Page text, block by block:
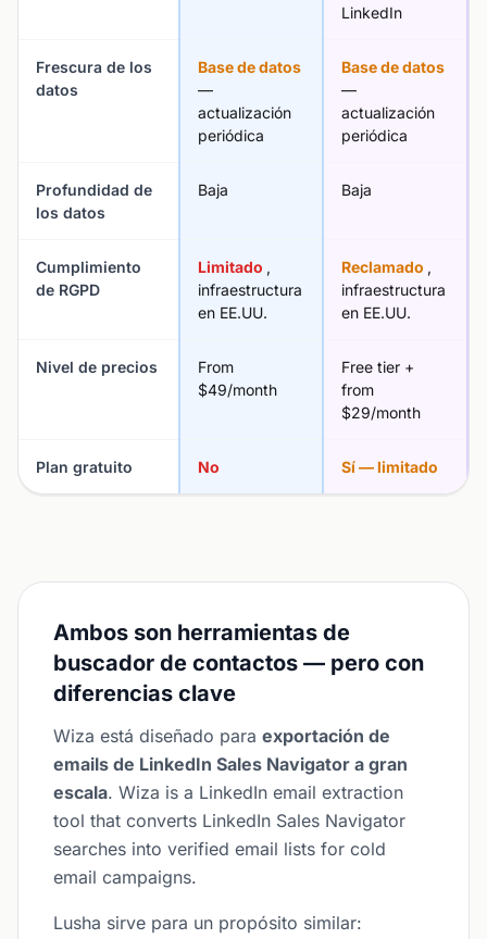
LinkedIn
Frescura de los
datos
Base de datos
—
actualización
periódica
Base de datos
—
actualización
periódica
Profundidad de
los datos
Baja Baja
Cumplimiento
de RGPD
Limitado ,
infraestructura
en EE.UU.
Reclamado ,
infraestructura
en EE.UU.
Nivel de precios
From
$49/month
Free tier +
from
$29/month
Plan gratuito No Sí — limitado
Ambos son herramientas de
buscador de contactos — pero con
diferencias clave
Wiza está diseñado para exportación de
emails de LinkedIn Sales Navigator a gran
escala. Wiza is a LinkedIn email extraction
tool that converts LinkedIn Sales Navigator
searches into verified email lists for cold
email campaigns.
Lusha sirve para un propósito similar: